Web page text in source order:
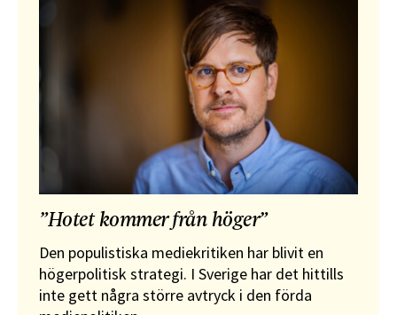
”Hotet kommer från höger”
Den populistiska mediekritiken har blivit en
högerpolitisk strategi. I Sverige har det hittills
inte gett några större avtryck i den förda